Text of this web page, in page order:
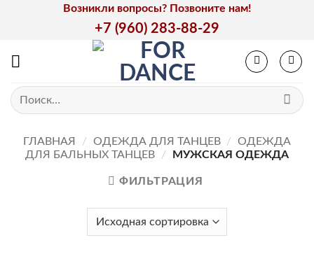
Возникли вопросы? Позвоните нам!
+7 (960) 283-88-29
Искать:
ГЛАВНАЯ / ОДЕЖДА ДЛЯ ТАНЦЕВ /
ОДЕЖДА
ДЛЯ БАЛЬНЫХ ТАНЦЕВ
/ МУЖСКАЯ ОДЕЖДА
ФИЛЬТРАЦИЯ